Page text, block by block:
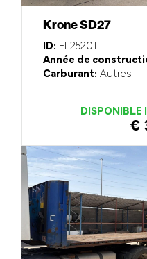
Krone SD27
ID: EL25201
Année de
Carburant: Autres
DISPONIBLE
€